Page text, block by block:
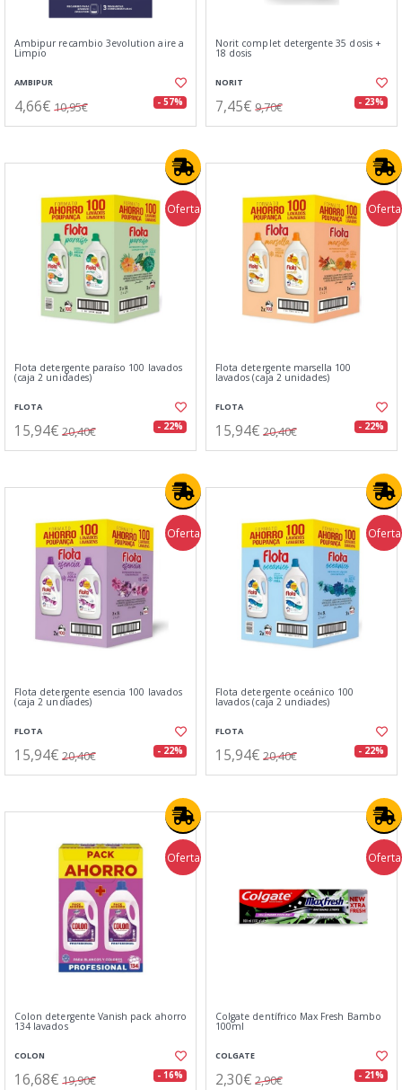
Ambipur recambio 3evolution aire a
Limpio
AMBIPUR
4,66€ 10,95€ - 57%
Norit complet detergente 35 dosis +
18 dosis
NORIT
7,45€ 9,70€ - 23%
Oferta
Flota detergente paraíso 100 lavados
(caja 2 unidades)
FLOTA
15,94€ 20,40€ - 22%
Oferta
Flota detergente marsella 100
lavados (caja 2 unidades)
FLOTA
15,94€ 20,40€ - 22%
Oferta
Flota detergente esencia 100 lavados
(caja 2 undiades)
FLOTA
15,94€ 20,40€ - 22%
Oferta
Flota detergente oceánico 100
lavados (caja 2 undiades)
FLOTA
15,94€ 20,40€ - 22%
Oferta
Colon detergente Vanish pack ahorro
134 lavados
COLON
16,68€ 19,90€ - 16%
Oferta
Colgate dentífrico Max Fresh Bambo
100ml
COLGATE
2,30€ 2,90€ - 21%